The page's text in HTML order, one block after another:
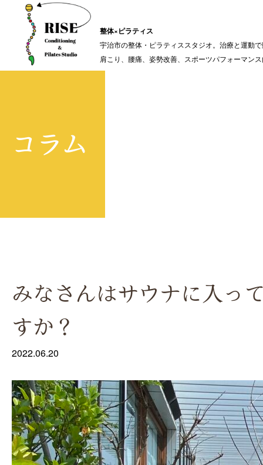
整体×ピラティス
宇治市の整体・ピラティススタジオ。治療と運動
肩こり、腰痛、姿勢改善、スポーツパフォーマン
コラム
みなさんはサウナに入っ
すか？
2022.06.20